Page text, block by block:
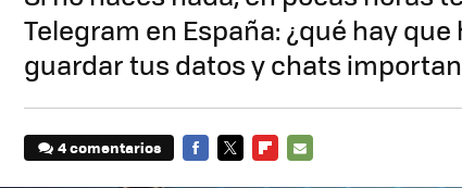
Telegram en España: ¿qué hay
guardar tus datos y chats
4 comentarios